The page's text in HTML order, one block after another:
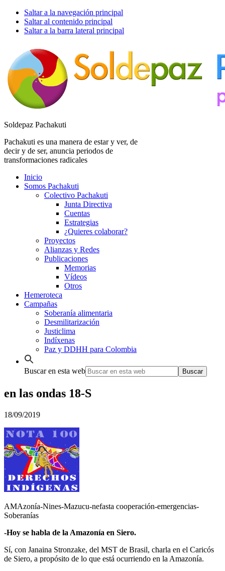
Saltar a la navegación principal
Saltar al contenido principal
Saltar a la barra lateral principal
Soldepaz Pachakuti
Pachakuti es una manera de estar y ver, de
decir y de ser, anuncia periodos de
transformaciones radicales
Inicio
Somos Pachakuti
Colectivo Pachakuti
Junta Directiva
Cuentas
Estrategias
¿Quieres colaborar?
Proyectos
Alianzas y Redes
Publicaciones
Memorias
Vídeos
Otros
Hemeroteca
Campañas
Soberanía alimentaria
Desmilitarización
Justiclima
Indíxenas
Paz y DDHH para Colombia
Buscar en esta web
en las ondas 18-S
18/09/2019
AMAzonía-Nines-Mazucu-nefasta cooperación-emergencias-
Soberanías
-Hoy se habla de la Amazonía en Siero.
Sí, con Janaina Stronzake, del MST de Brasil, charla en el Caricós
de Siero, a propósito de lo que está ocurriendo en la Amazonía.